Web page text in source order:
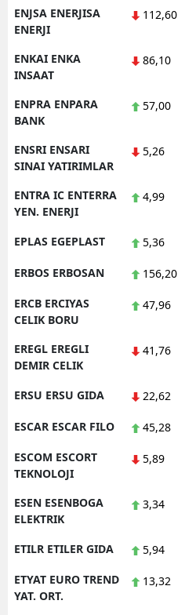
ENJSA ENERJISA
ENERJI
112,60
ENKAI ENKA
INSAAT
86,10
ENPRA ENPARA
BANK
57,00
ENSRI ENSARI
SINAI YATIRIMLAR
5,26
ENTRA IC ENTERRA
YEN. ENERJI
4,99
EPLAS EGEPLAST 5,36
ERBOS ERBOSAN 156,20
ERCB ERCIYAS
CELIK BORU
47,96
EREGL EREGLI
DEMIR CELIK
41,76
ERSU ERSU GIDA 22,62
ESCAR ESCAR FILO 45,28
ESCOM ESCORT
TEKNOLOJI
5,89
ESEN ESENBOGA
ELEKTRIK
3,34
ETILR ETILER GIDA 5,94
ETYAT EURO TREND
YAT. ORT.
13,32